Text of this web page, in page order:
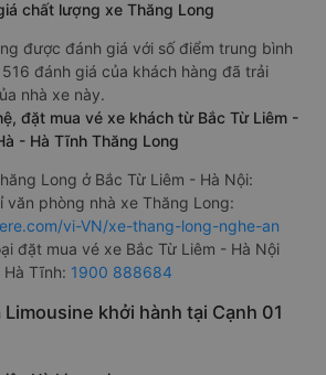
chất lượng xe Thăng Long
được đánh giá với số điểm trung bình
đánh giá của khách hàng đã trải
nhà xe này.
đặt mua vé xe khách từ Bắc Từ Liêm -
- Hà Tĩnh Thăng Long
Long ở Bắc Từ Liêm - Hà Nội:
văn phòng nhà xe Thăng Long:
vi-VN/xe-thang-long-nghe-an
đặt mua vé xe Bắc Từ Liêm - Hà Nội
Tĩnh: 1900 888684
Limousine khởi hành tại Cạnh 01